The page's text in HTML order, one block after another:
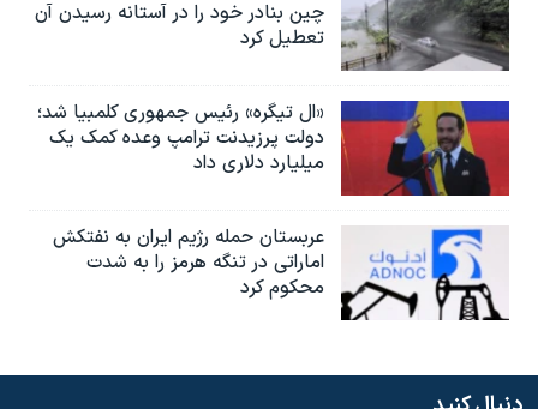
چین بنادر خود را در آستانه رسیدن آن
تعطیل کرد
«ال تیگره» رئیس جمهوری کلمبیا شد؛
دولت پرزیدنت ترامپ وعده کمک یک
میلیارد دلاری داد
عربستان حمله رژیم ایران به نفتکش
اماراتی در تنگه هرمز را به‌ شدت
محکوم کرد